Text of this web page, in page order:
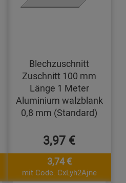
Blechzuschnitt
Zuschnitt 100 mm
Länge 1 Meter
Aluminium walzblank
0,8 mm (Standard)
3,97 €
3,74 €
mit Code: CxLyh2Ajne